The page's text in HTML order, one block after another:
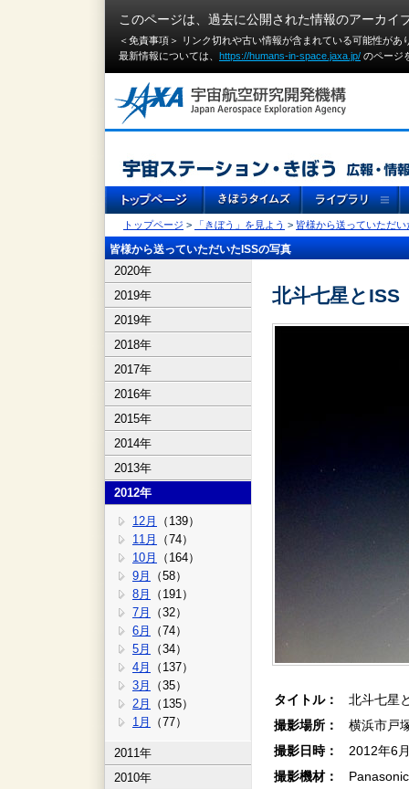
このページは、過去に公開された情報のアーカイ
＜免責事項＞ リンク切れや古い情報が含まれている可能性が
最新情報については、 https://humans-in-space.jaxa.jp/ のページ
トップページ > 「きぼう」を見よう > 皆様から送っていただい
皆様から送っていただいたISSの写真
2020年
2019年
2019年
2018年
2017年
2016年
2015年
2014年
2013年
2012年
12月
（139）
11月
（74）
10月
（164）
9月
（58）
8月
（191）
7月
（32）
6月
（74）
5月
（34）
4月
（137）
3月
（35）
2月
（135）
1月
（77）
2011年
2010年
北斗七星とISS
タイトル：
北斗七星
撮影場所：
横浜市戸
撮影日時：
2012年6
撮影機材：